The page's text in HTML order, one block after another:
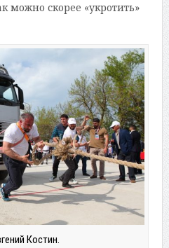
можно скорее «укротить»
Костин.